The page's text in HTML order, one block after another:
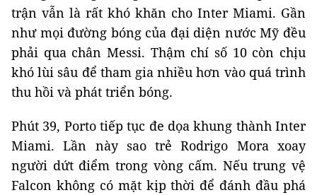
trận vẫn là rất khó khăn cho Inter Miami. Gần
như mọi đường bóng của đại diện nước Mỹ đều
phải qua chân Messi. Thậm chí số 10 còn chịu
khó lùi sâu để tham gia nhiều hơn vào quá trình
thu hồi và phát triển bóng.
Phút 39, Porto tiếp tục đe dọa khung thành Inter
Miami. Lần này sao trẻ Rodrigo Mora xoay
người dứt điểm trong vòng cấm. Nếu trung vệ
Falcon không có mặt kịp thời để đánh đầu phá